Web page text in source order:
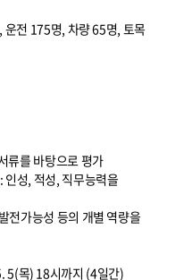
전 175명, 차량 65명, 토목
류를 바탕으로 평가
인성, 적성, 직무능력을
전가능성 등의 개별 역량을
5(목) 18시까지 (4일간)